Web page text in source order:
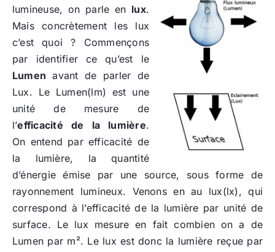
lumineuse, on parle en lux.
Mais concrètement les lux
c’est quoi ? Commençons
par identifier ce qu’est le
Lumen avant de parler de
Lux. Le Lumen(lm) est une
unité de mesure de
l’efficacité de la lumière.
On entend par efficacité de
la lumière, la quantité
d’énergie émise par une source, sous forme de
rayonnement lumineux. Venons en au lux(lx), qui
correspond à l’efficacité de la lumière par unité de
surface. Le lux mesure en fait combien on a de
Lumen par m². Le lux est donc la lumière reçue par